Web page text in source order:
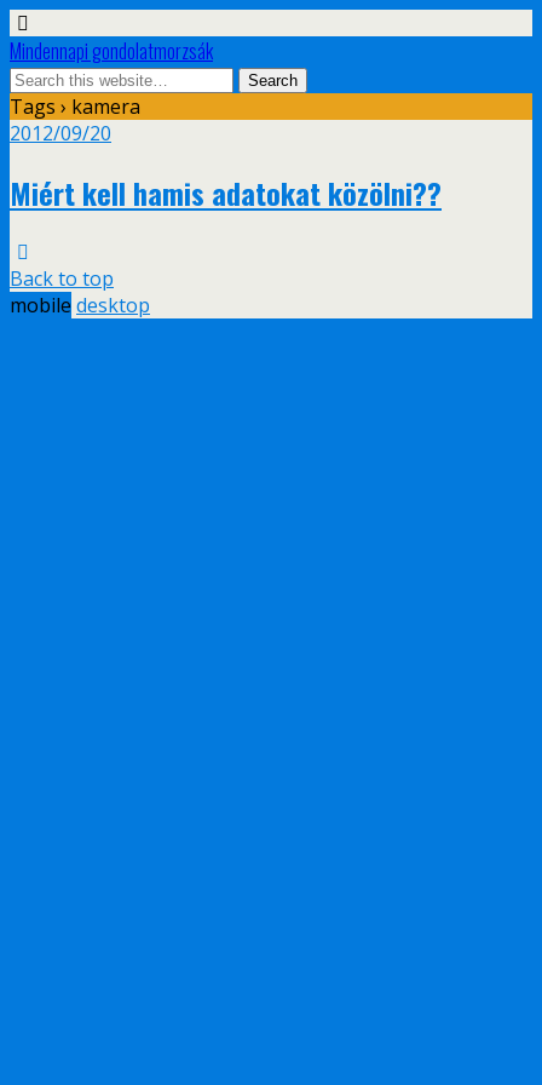
Mindennapi gondolatmorzsák
Tags › kamera
2012/09/20
Miért kell hamis adatokat közölni??
Back to top
mobile desktop